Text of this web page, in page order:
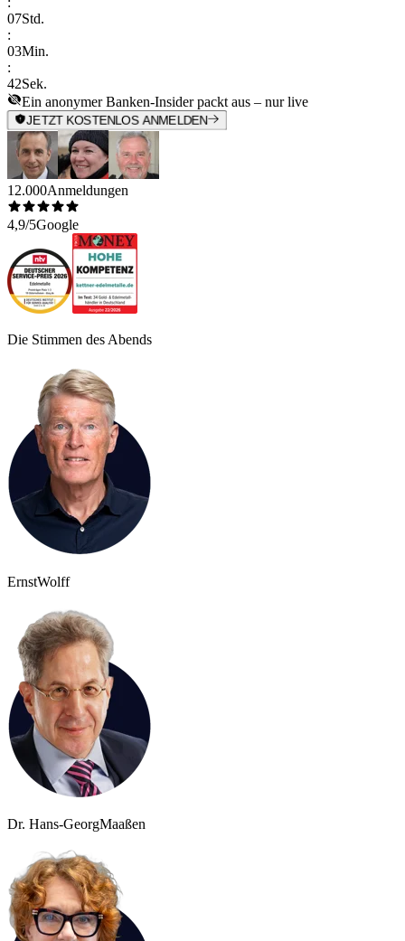
07Std.
:
03Min.
:
42Sek.
Ein anonymer Banken-Insider packt aus – nur live
JETZT KOSTENLOS ANMELDEN
12.000Anmeldungen
4,9/5Google
Die Stimmen des Abends
ErnstWolff
Dr. Hans-GeorgMaaßen